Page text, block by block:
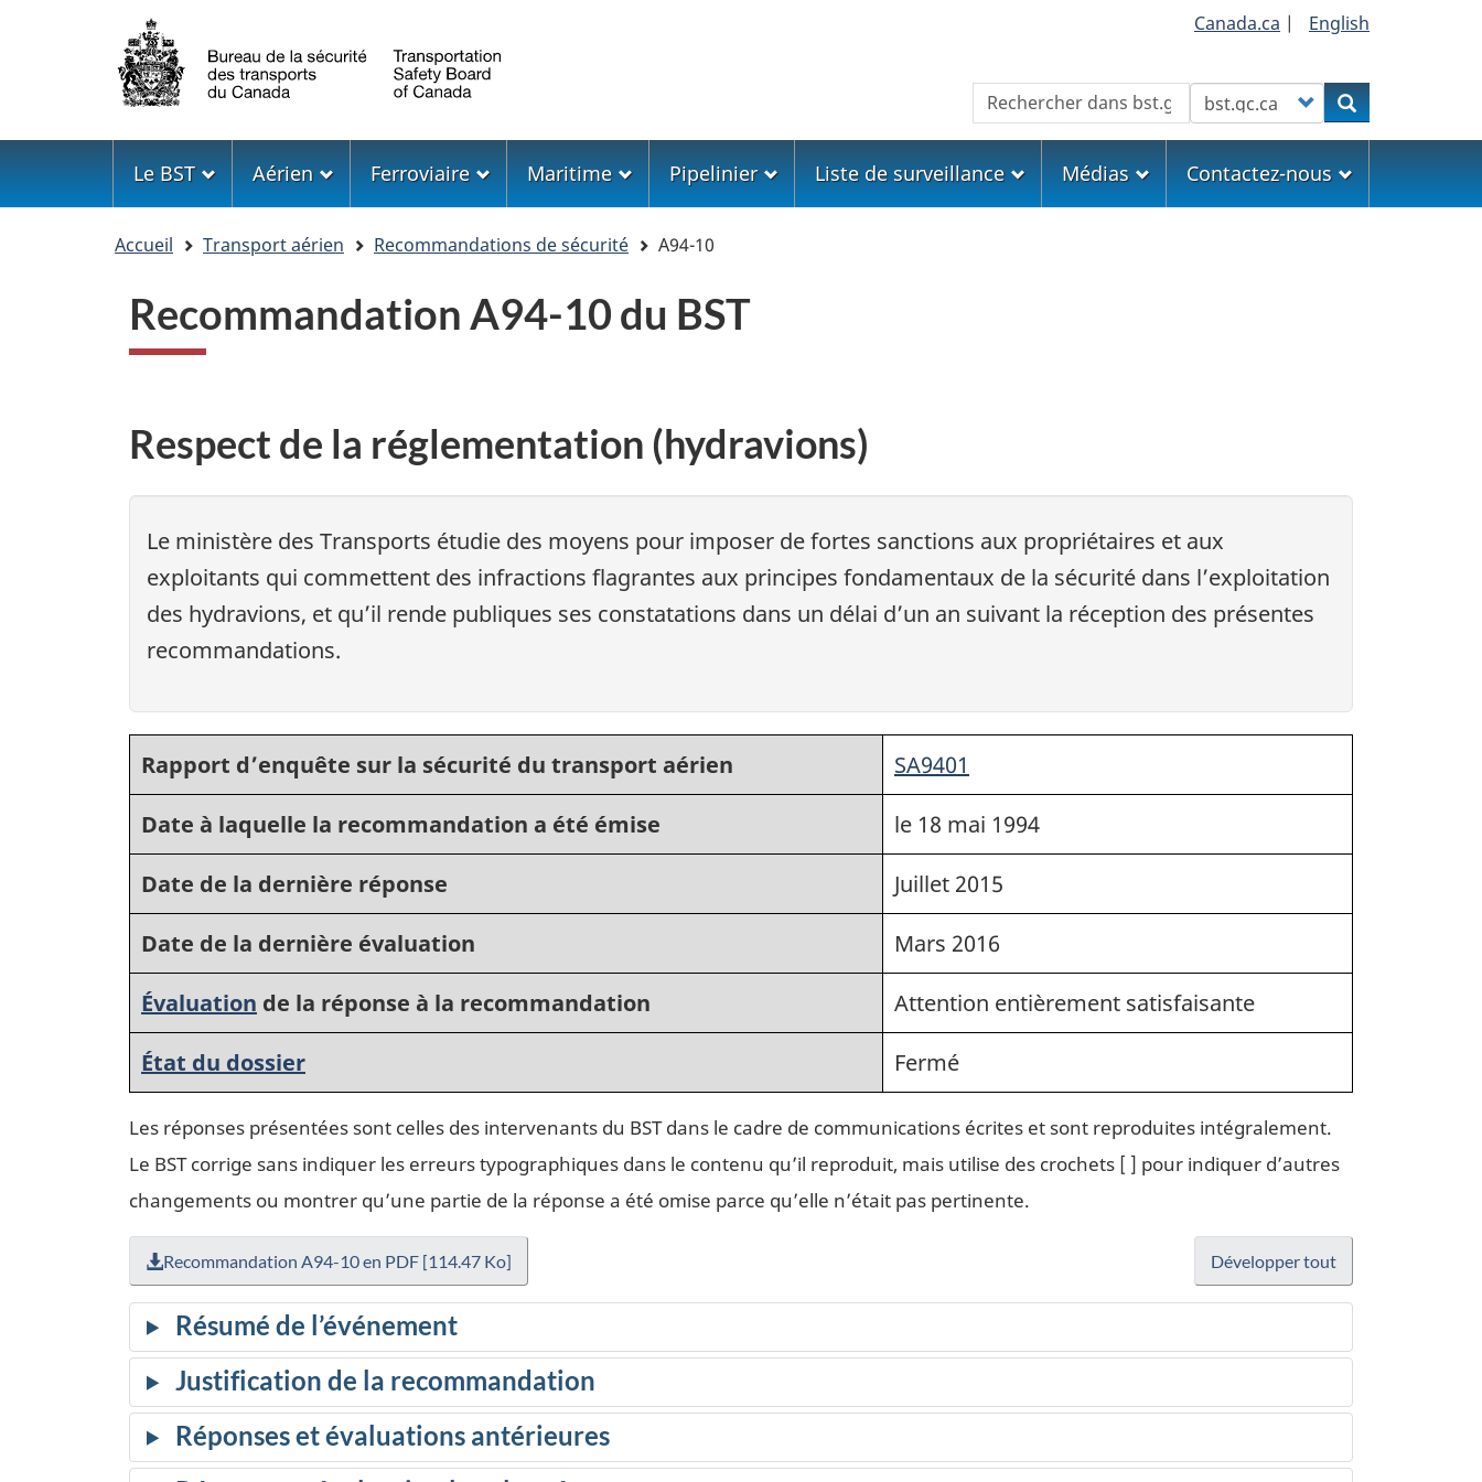
Sélection
de
la
langue
Canada.ca | English
Rechercher Customize your searchRechercher
Menu
Le BST Aérien Ferroviaire Maritime Pipelinier Liste de surveillance Médias Contactez-nous
Accueil Transport aérien Recommandations de sécurité A94-10
Recommandation A94-10 du BST
Respect de la réglementation (hydravions)
Le ministère des Transports étudie des moyens pour imposer de fortes sanctions aux propriétaires et aux
exploitants qui commettent des infractions flagrantes aux principes fondamentaux de la sécurité dans l’exploitation
des hydravions, et qu’il rende publiques ses constatations dans un délai d’un an suivant la réception des présentes
recommandations.
Rapport d’enquête sur la sécurité du transport aérien
SA9401
Date à laquelle la recommandation a été émise
le 18 mai 1994
Date de la dernière réponse
Juillet 2015
Date de la dernière évaluation
Mars 2016
Évaluation de la réponse à la recommandation
Attention entièrement satisfaisante
État du dossier
Fermé
Les réponses présentées sont celles des intervenants du BST dans le cadre de communications écrites et sont reproduites intégralement.
Le BST corrige sans indiquer les erreurs typographiques dans le contenu qu’il reproduit, mais utilise des crochets [ ] pour indiquer d’autres
changements ou montrer qu’une partie de la réponse a été omise parce qu’elle n’était pas pertinente.
Recommandation A94-10 en PDF [114.47 Ko] Développer tout